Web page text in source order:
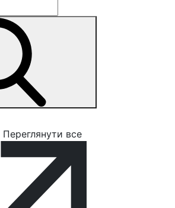
Переглянути все